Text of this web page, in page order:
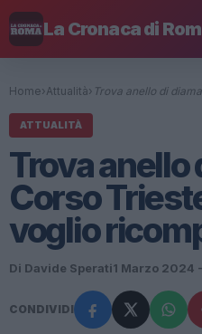
La Cronaca di
Home› Attualità› Trova anello di
ATTUALITÀ
Trova anello
Corso
voglio
Di Davide Sperati1 Marzo 2024
CONDIVIDI